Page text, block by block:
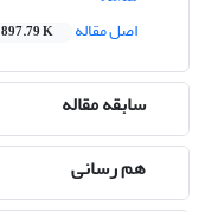
اصل مقاله
897.79 K
سابقه مقاله
هم رسانی